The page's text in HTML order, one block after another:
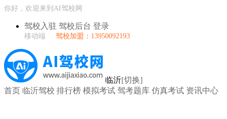
你好，欢迎来到AI驾校网
驾校入驻 驾校后台 登录
移动端 驾校加盟：13950092193
临沂[切换]
首页 临沂驾校 排行榜 模拟考试 驾考题库 仿真考试 资讯中心